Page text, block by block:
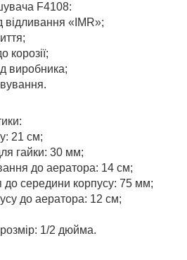
F4108:
відливання «IMR»;
корозії;
виробника;
21 см;
гайки: 30 мм;
до аератора: 14 см;
до середини корпусу: 75 мм;
до аератора: 12 см;
1/2 дюйма.